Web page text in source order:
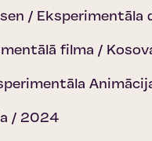
/
filma /
/ 2024